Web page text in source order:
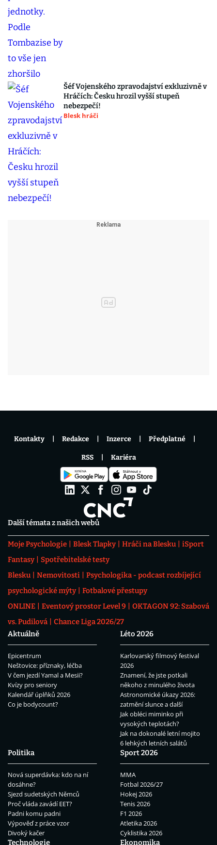
Šéf Vojenského zpravodajství exkluzivně v
Hráčích: Česku hrozil vyšší stupeň
nebezpečí!
Blesk hráči
Další témata z našich webů
Moje Psychologie Blesk Tlapky Hráči na Blesku
iSport
Fantasy
Spotřebitelské testy
Blesku
Nemovitosti
Psychologika - podcast rozbíjející
psychologické mýty
Fotbalové přestupy
ONLINE
Eventový prostor Level 9
OKTAGON 92: Szabová
vs. Pudilová
Chance Liga 2026/27
Aktuálně
Epicentrum
Neštovice: příznaky, léčba
V čem jezdí Yamal a Mesii?
Kvízy pro seniory
Kalendář úplňků 2026
Co je bodycount?
Léto 2026
Karlovarský filmový festival
2026
Znamení, že jste potkali
někoho z minulého života
Astronomické úkazy 2026:
zatmění slunce a další
Jak obléci miminko při
vysokých teplotách?
Jak na dokonalé letní mojito
6 lehkých letních salátů
Politika
Nová superdávka: kdo na ní
dosáhne?
Sjezd sudetských Němců
Proč vláda zavádí EET?
Padni komu padni
Výpověď z práce vzor
Divoký kačer
Sport 2026
MMA
Fotbal 2026/27
Hokej 2026
Tenis 2026
F1 2026
Atletika 2026
Cyklistika 2026
Technologie
Ekonomika
Kontakty Redakce Inzerce Předplatné
RSS Kariéra